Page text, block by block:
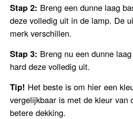
Stap 2: Breng een dunne laag
deze volledig uit in de lamp. De
merk verschillen.
Stap 3: Breng nu een dunne
hard deze volledig uit.
Tip! Het beste is om hier een
vergelijkbaar is met de kleur van
betere dekking.